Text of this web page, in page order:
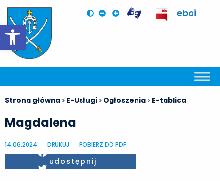
Otwórz pasek narzędzi
eboi
Strona główna > E-Usługi > Ogłoszenia > E-tablica
Magdalena
14.06.2024 DRUKUJ POBIERZ DO PDF
Twitter
udostępnij